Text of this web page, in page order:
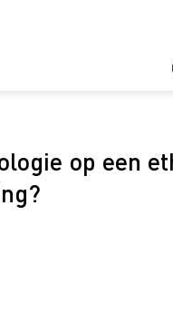
op een